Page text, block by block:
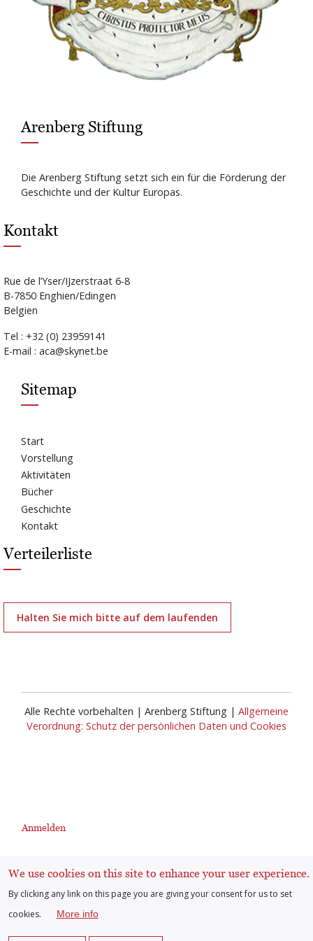
Arenberg Stiftung
Die Arenberg Stiftung setzt sich ein für die Förderung der
Geschichte und der Kultur Europas.
Kontakt
Rue de l’Yser/IJzerstraat 6-8
B-7850 Enghien/Edingen
Belgien
Tel : +32 (0) 23959141
E-mail : aca@skynet.be
Sitemap
Start
Vorstellung
Aktivitäten
Bücher
Geschichte
Kontakt
Verteilerliste
Halten Sie mich bitte auf dem laufenden
Alle Rechte vorbehalten | Arenberg Stiftung | Allgemeine
Verordnung: Schutz der persönlichen Daten und Cookies
User
account
menu
Anmelden
We use cookies on this site to enhance your user experience.
By clicking any link on this page you are giving your consent for us to set
cookies.
More info